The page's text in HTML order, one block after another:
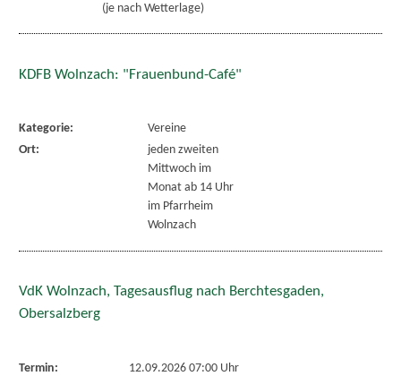
(je nach Wetterlage)
KDFB Wolnzach: "Frauenbund-Café"
Kategorie:
Vereine
Ort:
jeden zweiten
Mittwoch im
Monat ab 14 Uhr
im Pfarrheim
Wolnzach
VdK Wolnzach, Tagesausflug nach Berchtesgaden,
Obersalzberg
Termin:
12.09.2026 07:00 Uhr